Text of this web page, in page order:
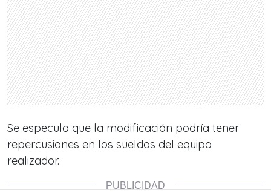
Se especula que la modificación podría tener
repercusiones en los sueldos del equipo
realizador.